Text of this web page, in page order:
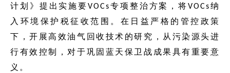
计划》提出实施要VOCs专项整治方案，将VOCs纳
入环境保护税征收范围。在日益严格的管控政策
下，开展高效油气回收技术的研究，从污染源头进
行有效控制，对于巩固蓝天保卫战成果具有重要意
义。